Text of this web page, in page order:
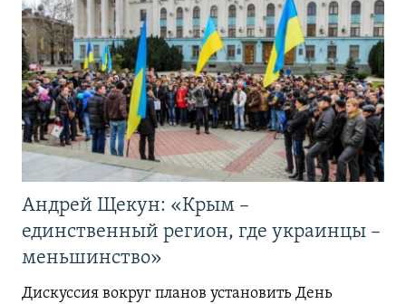
Андрей Щекун: «Крым –
единственный регион, где украинцы –
меньшинство»
Дискуссия вокруг планов установить День